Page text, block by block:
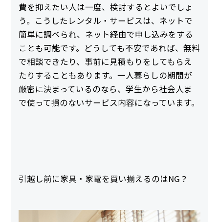
費を抑えたい人は一度、検討するとよいでしょ
う。こうしたレンタル・サービスは、ネットで
簡単に調べられ、ネット経由で申し込みをする
ことも可能です。どうしても不安であれば、無料
で相談できたり、事前に見積もりをしてもらえ
たりすることもあります。一人暮らしの期間が
厳密に決まっているのなら、学生から社会人ま
で使って損のないサービス内容になっています。
引越し前に家具・家電を買い揃えるのはNG？